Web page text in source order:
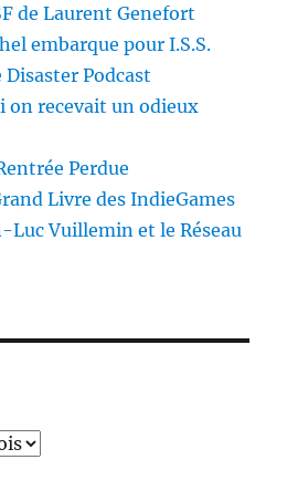
de Laurent Genefort
embarque pour I.S.S.
Podcast
on recevait un odieux
Perdue
Livre des IndieGames
Luc Vuillemin et le Réseau